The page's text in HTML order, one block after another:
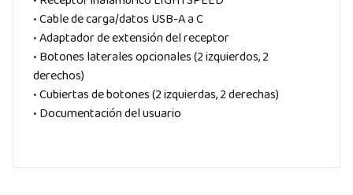
• Cable de carga/datos USB-A a C
• Adaptador de extensión del receptor
• Botones laterales opcionales (2 izquierdos, 2
derechos)
• Cubiertas de botones (2 izquierdas, 2 derechas)
• Documentación del usuario